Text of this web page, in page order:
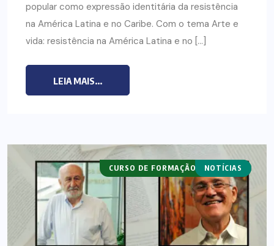
popular como expressão identitária da resistência
na América Latina e no Caribe. Com o tema Arte e
vida: resistência na América Latina e no […]
LEIA MAIS...
CURSO DE FORMAÇÃO PASTORAL
NOTÍCIAS